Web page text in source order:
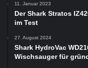
11. Januar 2023
Der Shark Stratos
im Test
27. August 2024
Shark HydroVac
Wischsauger für